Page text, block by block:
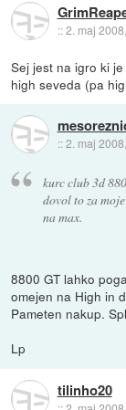
::2. maj
Sej jest na igro ki
high seveda (pa
::2. maj
kurc club 3d
dovol to za
na max.
8800 GT lahko
omejen na High in
Pameten nakup.
Lp
tilinho20